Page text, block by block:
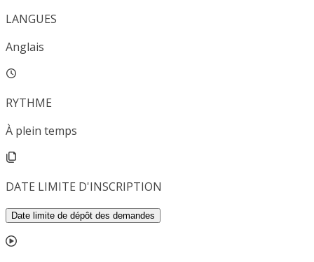
LANGUES
Anglais
RYTHME
À plein temps
DATE LIMITE D'INSCRIPTION
Date limite de dépôt des demandes